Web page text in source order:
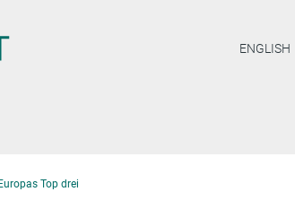
ENGLISH
Top drei